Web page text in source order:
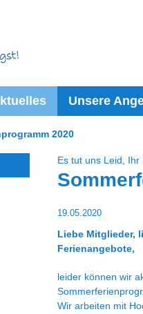
Unsere
2020
Es tut uns Leid, Ihr
19.05.2020
Liebe Mitglieder,
Ferienangebote,
leider können wir
Wir arbeiten mit